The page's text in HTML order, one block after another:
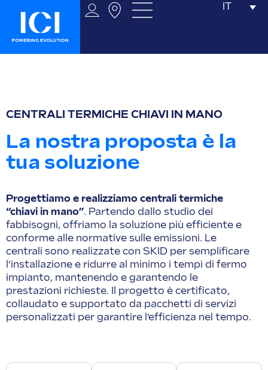
IT
CENTRALI TERMICHE CHIAVI IN MANO
La nostra proposta è la
tua soluzione
Progettiamo e realizziamo centrali termiche
“chiavi in mano”. Partendo dallo studio dei
fabbisogni, offriamo la soluzione più efficiente e
conforme alle normative sulle emissioni. Le
centrali sono realizzate con SKID per semplificare
l’installazione e ridurre al minimo i tempi di fermo
impianto, mantenendo e garantendo le
prestazioni richieste. Il progetto è certificato,
collaudato e supportato da pacchetti di servizi
personalizzati per garantire l’efficienza nel tempo.